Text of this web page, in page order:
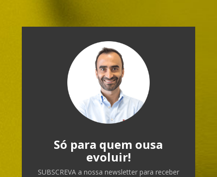
Só para quem ousa
evoluir!
SUBSCREVA a nossa newsletter para receber